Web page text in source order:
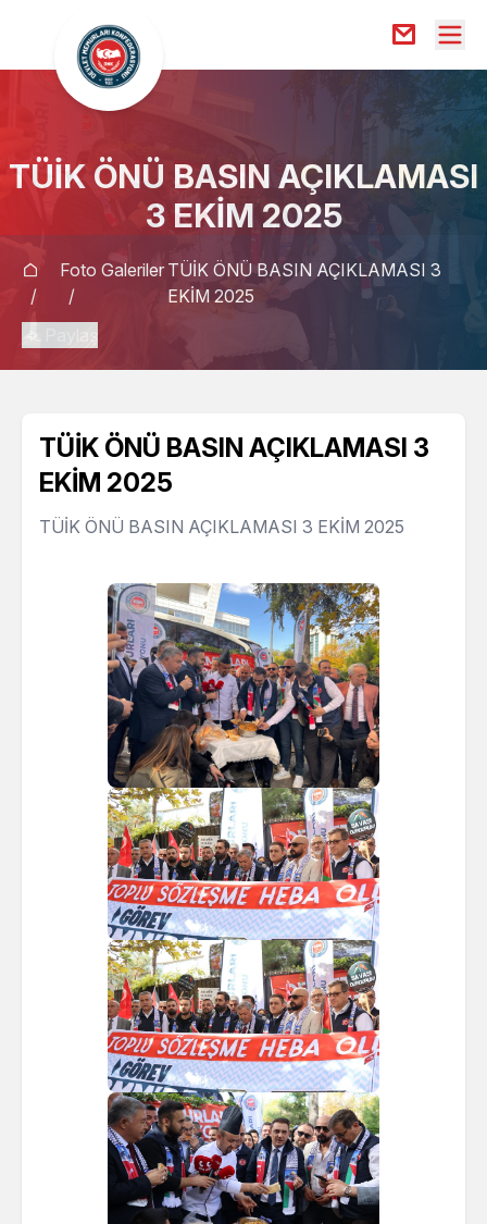
TÜİK ÖNÜ BASIN AÇIKLAMASI
3 EKİM 2025
/
Foto Galeriler
/
TÜİK ÖNÜ BASIN AÇIKLAMASI 3
EKİM 2025
Paylaş
TÜİK ÖNÜ BASIN AÇIKLAMASI 3
EKİM 2025
TÜİK ÖNÜ BASIN AÇIKLAMASI 3 EKİM 2025